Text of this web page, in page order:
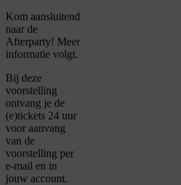
Kom aansluitend
naar de
Afterparty! Meer
informatie volgt.
Bij deze
voorstelling
ontvang je de
(e)tickets 24 uur
voor aanvang
van de
voorstelling per
e-mail en in
jouw account.